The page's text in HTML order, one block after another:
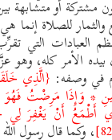
أو متشابهة
والثمار للصلاة
العبادات التي
بيده الأمر كله، وهو
في وصفه: {الَّذِي
* وَإِذَا مَرِضْتُ فَهُوَ
أَطْمَعُ أَنْ يَغْفِرَ لِي
، وكما قال رسول